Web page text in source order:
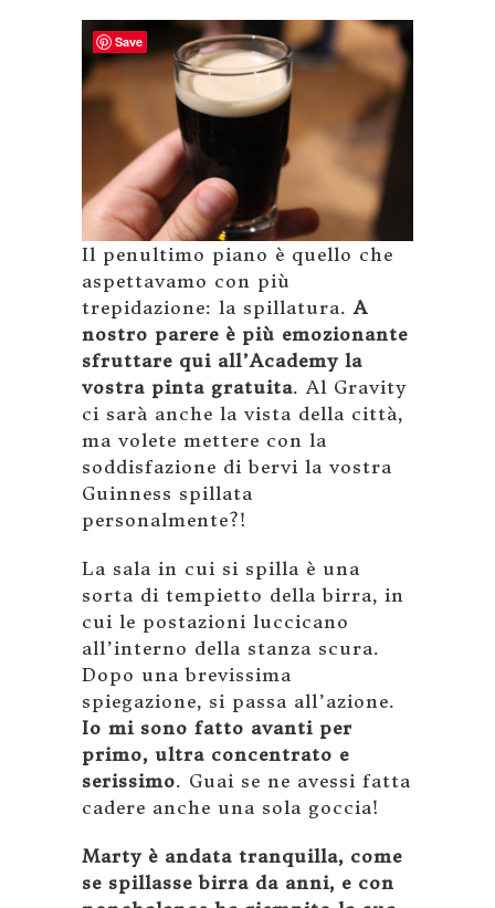
Il penultimo piano è quello che
aspettavamo con più
trepidazione: la spillatura. A
nostro parere è più emozionante
sfruttare qui all’Academy la
vostra pinta gratuita. Al Gravity
ci sarà anche la vista della città,
ma volete mettere con la
soddisfazione di bervi la vostra
Guinness spillata
personalmente?!
La sala in cui si spilla è una
sorta di tempietto della birra, in
cui le postazioni luccicano
all’interno della stanza scura.
Dopo una brevissima
spiegazione, si passa all’azione.
Io mi sono fatto avanti per
primo, ultra concentrato e
serissimo. Guai se ne avessi fatta
cadere anche una sola goccia!
Marty è andata tranquilla, come
se spillasse birra da anni, e con
Save